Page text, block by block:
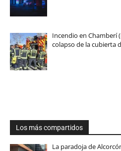
Incendio en Chamberí
colapso de la cubierta
Los más compartidos
La paradoja de